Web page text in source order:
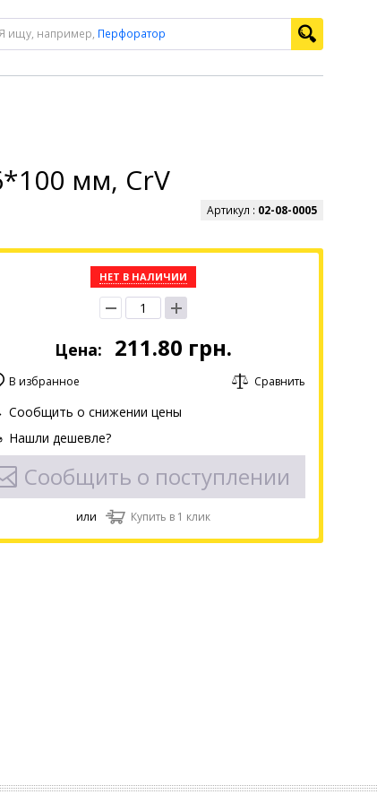
ищу, например, Перфоратор
мм, CrV
Артикул : 02-08-0005
НЕТ В НАЛИЧИИ
Цена: 211.80 грн.
В избранное Сравнить
Сообщить о снижении цены
Нашли дешевле?
Сообщить о поступлении
или Купить в 1 клик